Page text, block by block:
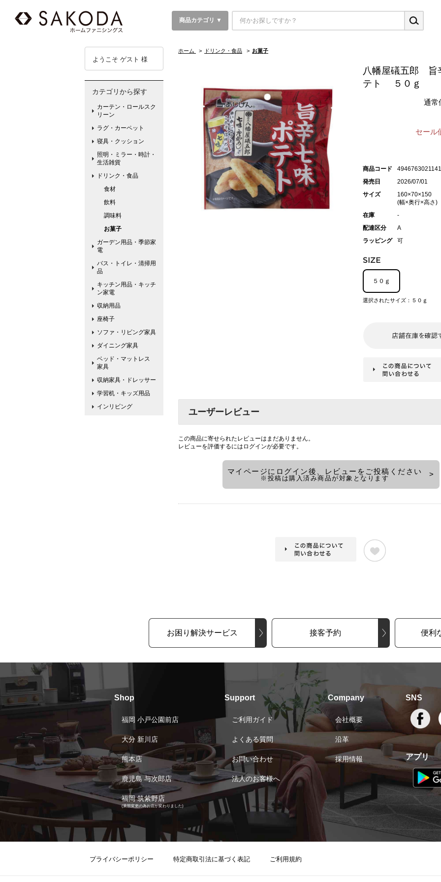
商品カテゴリ ▼
ホーム > ドリンク・食品 > お菓子
八幡屋礒五郎 旨
テト ５０ｇ
通常
セール
商品コード
4946763021141
発売日
2026/07/01
サイズ
160×70×150
(幅×奥行×高さ)
在庫
-
配達区分
A
ラッピング
可
５０ｇ
選択されたサイズ：５０ｇ
ユーザーレビュー
この商品に寄せられたレビューはまだありません。
レビューを評価するには ログインが必要です。
マイページにログイン後、レビューをご投稿ください
※投稿は購入済み商品が対象となります
ようこそ ゲスト 様
カテゴリから探す
カーテン・ロールスク
リーン
ラグ・カーペット
寝具・クッション
照明・ミラー・時計・
生活雑貨
ドリンク・食品
食材
飲料
調味料
お菓子
ガーデン用品・季節家
電
バス・トイレ・清掃用
品
キッチン用品・キッチ
ン家電
収納用品
座椅子
ソファ・リビング家具
ダイニング家具
ベッド・マットレス
家具
収納家具・ドレッサー
学習机・キッズ用品
インリビング
お困り解決サービス 接客予約 便利
Shop
福岡 小戸公園前店
大分 新川店
熊本店
鹿児島 与次郎店
福岡 筑紫野店
(業態変更の為お店が変わりました)
Support
ご利用ガイド
よくある質問
お問い合わせ
法人のお客様へ
Company
会社概要
沿革
採用情報
SNS
アプリ
プライバシーポリシー 特定商取引法に基づく表記 ご利用規約